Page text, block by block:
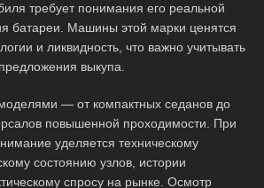
требует понимания его реальной
батареи. Машины этой марки ценятся
и ликвидность, что важно учитывать
выкупа.
— от компактных седанов до
повышенной проходимости. При
уделяется техническому
состоянию узлов, истории
спросу на рынке. Осмотр